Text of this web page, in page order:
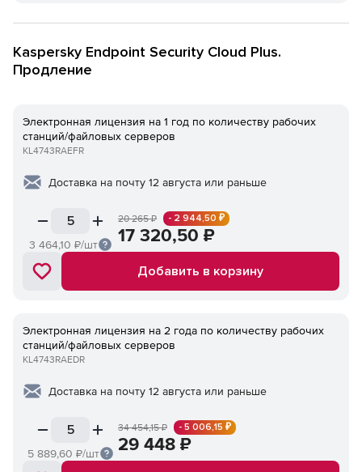
Kaspersky Endpoint Security Cloud Plus.
Продление
Электронная лицензия на 1 год по количеству рабочих
станций/файловых серверов
KL4743RAEFR
Доставка на почту 12 августа или раньше
3 464,10 ₽/шт
20 265₽ - 2 944,50 ₽
17 320,50 ₽
Добавить в корзину
Электронная лицензия на 2 года по количеству рабочих
станций/файловых серверов
KL4743RAEDR
Доставка на почту 12 августа или раньше
5 889,60 ₽/шт
34 454,15₽ - 5 006,15 ₽
29 448 ₽